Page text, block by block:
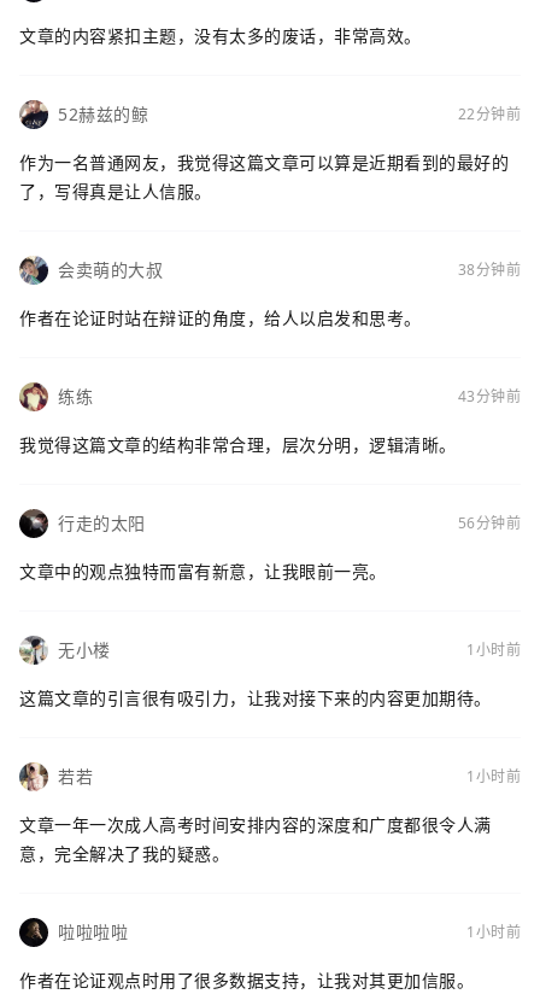
文章的内容紧扣主题，没有太多的废话，非常高效。
52赫兹的鲸 22分钟前
作为一名普通网友，我觉得这篇文章可以算是近期看到的最好的
了，写得真是让人信服。
会卖萌的大叔 38分钟前
作者在论证时站在辩证的角度，给人以启发和思考。
练练 43分钟前
我觉得这篇文章的结构非常合理，层次分明，逻辑清晰。
行走的太阳 56分钟前
文章中的观点独特而富有新意，让我眼前一亮。
无小楼 1小时前
这篇文章的引言很有吸引力，让我对接下来的内容更加期待。
若若 1小时前
文章一年一次成人高考时间安排内容的深度和广度都很令人满
意，完全解决了我的疑惑。
啦啦啦啦 1小时前
作者在论证观点时用了很多数据支持，让我对其更加信服。